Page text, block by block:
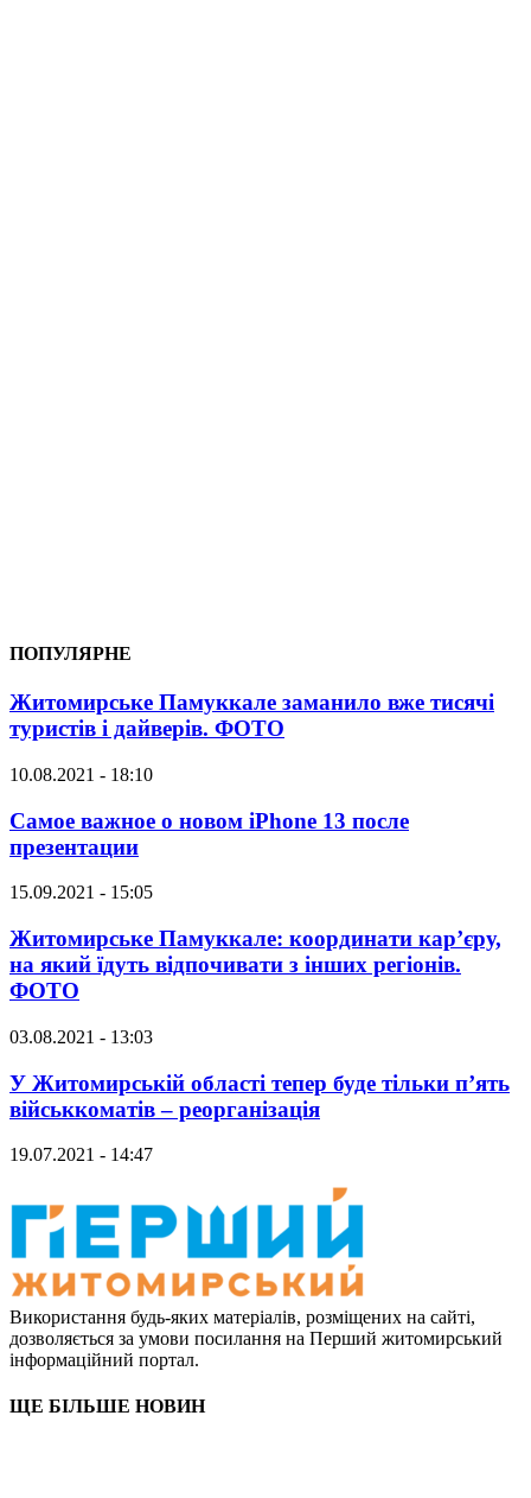
ПОПУЛЯРНЕ
Житомирське Памуккале заманило вже тисячі
туристів і дайверів. ФОТО
10.08.2021 - 18:10
Самое важное о новом iPhone 13 после
презентации
15.09.2021 - 15:05
Житомирське Памуккале: координати кар’єру,
на який їдуть відпочивати з інших регіонів.
ФОТО
03.08.2021 - 13:03
У Житомирській області тепер буде тільки п’ять
військкоматів – реорганізація
19.07.2021 - 14:47
Використання будь-яких матеріалів, розміщених на сайті,
дозволяється за умови посилання на Перший житомирський
інформаційний портал.
ЩЕ БІЛЬШЕ НОВИН